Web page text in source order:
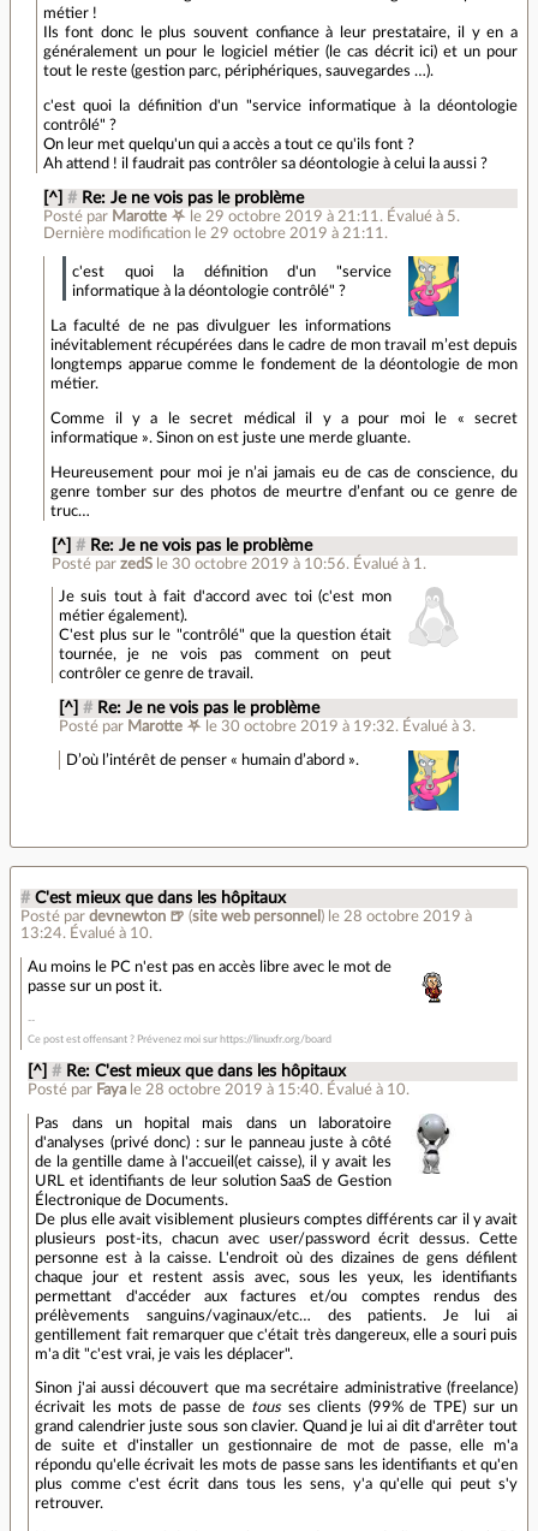
métier !
Ils font donc le plus souvent confiance à leur prestataire, il y en a
généralement un pour le logiciel métier (le cas décrit ici) et un pour
tout le reste (gestion parc, périphériques, sauvegardes …).
c'est quoi la définition d'un "service informatique à la déontologie
contrôlé" ?
On leur met quelqu'un qui a accès a tout ce qu'ils font ?
Ah attend ! il faudrait pas contrôler sa déontologie à celui la aussi ?
[^] # Re: Je ne vois pas le problème
Posté par Marotte ⛧ le 29 octobre 2019 à 21:11 . Évalué à 5.
Dernière modification le 29 octobre 2019 à 21:11.
c'est quoi la définition d'un "service
informatique à la déontologie contrôlé" ?
La faculté de ne pas divulguer les informations
inévitablement récupérées dans le cadre de mon travail m’est depuis
longtemps apparue comme le fondement de la déontologie de mon
métier.
Comme il y a le secret médical il y a pour moi le « secret
informatique ». Sinon on est juste une merde gluante.
Heureusement pour moi je n’ai jamais eu de cas de conscience, du
genre tomber sur des photos de meurtre d’enfant ou ce genre de
truc…
[^] # Re: Je ne vois pas le problème
Posté par zedS le 30 octobre 2019 à 10:56. Évalué à 1 .
Je suis tout à fait d'accord avec toi (c'est mon
métier également).
C'est plus sur le "contrôlé" que la question était
tournée, je ne vois pas comment on peut
contrôler ce genre de travail.
[^] # Re: Je ne vois pas le problème
Posté par Marotte ⛧ le 30 octobre 2019 à 19:32. Évalué à 3.
D’où l’intérêt de penser « humain d’abord ».
# C'est mieux que dans les hôpitaux
Posté par devnewton 🍺 (site web personnel ) le 28 octobre 2019 à
13:24. Évalué à 10.
Au moins le PC n'est pas en accès libre avec le mot de
passe sur un post it.
Ce post est offensant ? Prévenez moi sur https://linuxfr.org/board
[^] # Re: C'est mieux que dans les hôpitaux
Posté par Faya le 28 octobre 2019 à 15:40. Évalué à 10.
Pas dans un hopital mais dans un laboratoire
d'analyses (privé donc) : sur le panneau juste à côté
de la gentille dame à l'accueil(et caisse), il y avait les
URL et identifiants de leur solution SaaS de Gestion
Électronique de Documents.
De plus elle avait visiblement plusieurs comptes différents car il y avait
plusieurs post-its, chacun avec user/password écrit dessus. Cette
personne est à la caisse. L'endroit où des dizaines de gens défilent
chaque jour et restent assis avec, sous les yeux, les identifiants
permettant d'accéder aux factures et/ou comptes rendus des
prélèvements sanguins/vaginaux/etc… des patients. Je lui ai
gentillement fait remarquer que c'était très dangereux, elle a souri puis
m'a dit "c'est vrai, je vais les déplacer".
Sinon j'ai aussi découvert que ma secrétaire administrative (freelance)
écrivait les mots de passe de tousses clients (99% de TPE) sur un
grand calendrier juste sous son clavier. Quand je lui ai dit d'arrêter tout
de suite et d'installer un gestionnaire de mot de passe, elle m'a
répondu qu'elle écrivait les mots de passe sans les identifiants et qu'en
plus comme c'est écrit dans tous les sens, y'a qu'elle qui peut s'y
retrouver.